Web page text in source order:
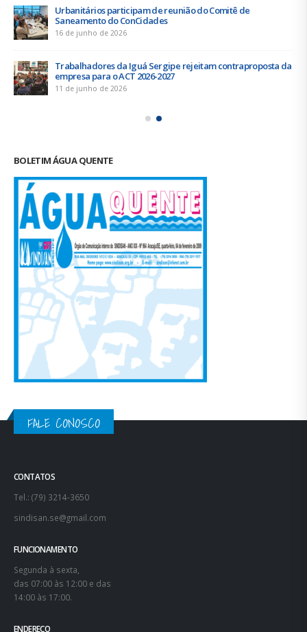
Urbanitários participam de reunião do Comitê de
Saneamento do ConCidades
16 de junho de 2026
Trabalhadores da Iguá Sergipe rejeitam contraproposta da
empresa para o ACT 2026-2027
11 de junho de 2026
BOLETIM ÁGUA QUENTE
FALE CONOSCO
CONTATOS
Tel.: (79) 3214-3650
sindisan.se@gmail.com
FUNCIONAMENTO
Segunda à sexta,
das 07:00 às 12:00 e das
14:00 às 17:00.
ENDEREÇO